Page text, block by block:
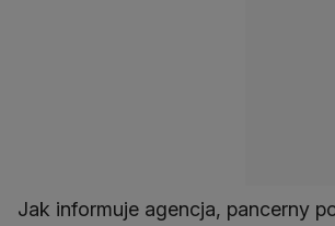
Jak informuje agencja, pancerny